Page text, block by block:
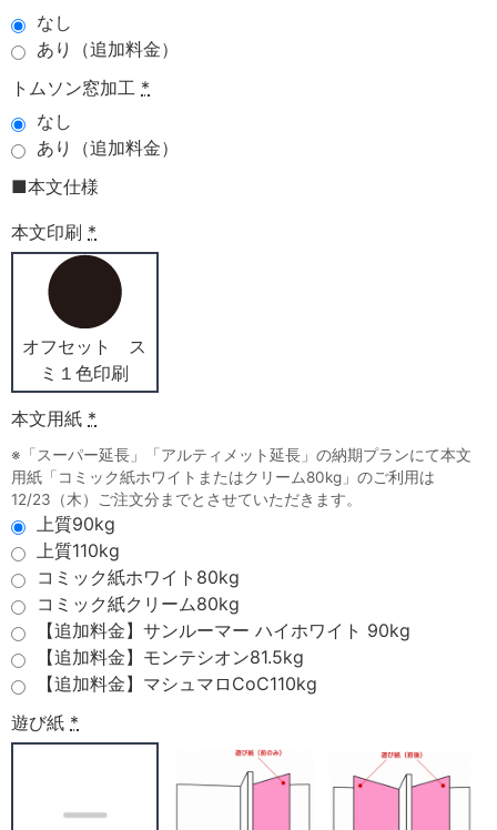
なし
あり（追加料金）
トムソン窓加工 *
なし
あり（追加料金）
■本文仕様
本文印刷 *
オフセット ス
ミ１色印刷
本文用紙 *
※「スーパー延長」「アルティメット延長」の納期プランにて本文
用紙「コミック紙ホワイトまたはクリーム80kg」のご利用は
12/23（木）ご注文分までとさせていただきます。
上質90kg
上質110kg
コミック紙ホワイト80kg
コミック紙クリーム80kg
【追加料金】サンルーマー ハイホワイト 90kg
【追加料金】モンテシオン81.5kg
【追加料金】マシュマロCoC110kg
遊び紙 *